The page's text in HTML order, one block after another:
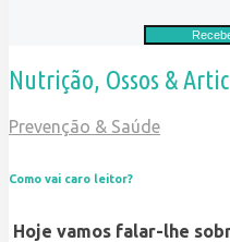
Nutrição, Ossos &
Prevenção & Saúde
Como vai caro leitor?
Hoje vamos falar-lhe